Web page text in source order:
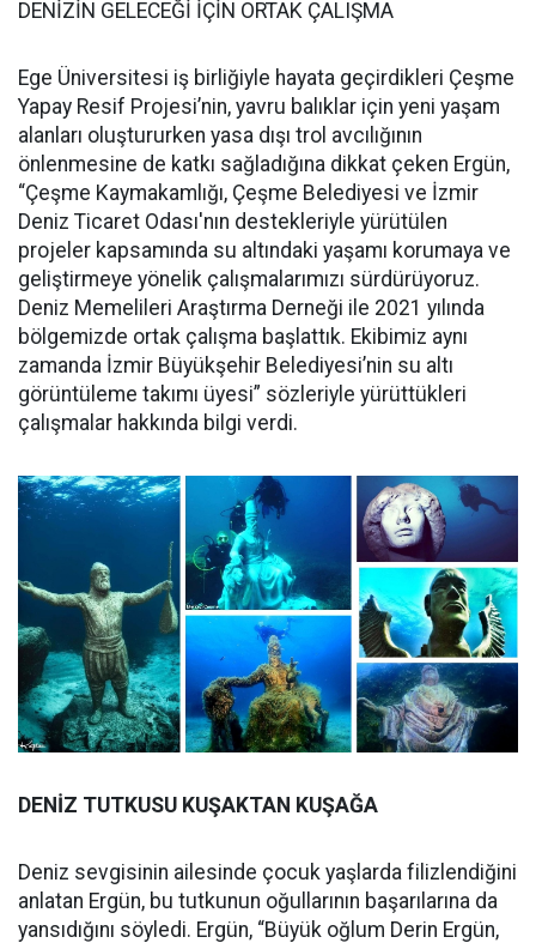
DENİZİN GELECEĞİ İÇİN ORTAK ÇALIŞMA
Ege Üniversitesi iş birliğiyle hayata geçirdikleri Çeşme
Yapay Resif Projesi’nin, yavru balıklar için yeni yaşam
alanları oluştururken yasa dışı trol avcılığının
önlenmesine de katkı sağladığına dikkat çeken Ergün,
“Çeşme Kaymakamlığı, Çeşme Belediyesi ve İzmir
Deniz Ticaret Odası'nın destekleriyle yürütülen
projeler kapsamında su altındaki yaşamı korumaya ve
geliştirmeye yönelik çalışmalarımızı sürdürüyoruz.
Deniz Memelileri Araştırma Derneği ile 2021 yılında
bölgemizde ortak çalışma başlattık. Ekibimiz aynı
zamanda İzmir Büyükşehir Belediyesi’nin su altı
görüntüleme takımı üyesi” sözleriyle yürüttükleri
çalışmalar hakkında bilgi verdi.
DENİZ TUTKUSU KUŞAKTAN KUŞAĞA
Deniz sevgisinin ailesinde çocuk yaşlarda filizlendiğini
anlatan Ergün, bu tutkunun oğullarının başarılarına da
yansıdığını söyledi. Ergün, “Büyük oğlum Derin Ergün,